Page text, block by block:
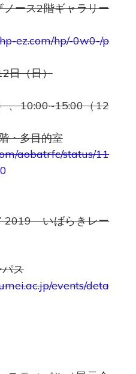
ース2階ギャラリー
ez.com/hp/-0w0-/p
日（日）
、10:00~15:00（12
・多目的室
aobatrfc/status/11
2019 いばらきレー
ス
events/deta